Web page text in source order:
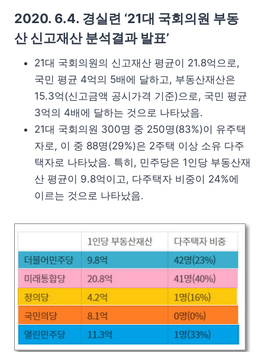
2020. 6.4. 경실련 ‘21대 국회의원 부동
산 신고재산 분석결과 발표’
21대 국회의원의 신고재산 평균이 21.8억으로,
국민 평균 4억의 5배에 달하고, 부동산재산은
15.3억(신고금액 공시가격 기준)으로, 국민 평균
3억의 4배에 달하는 것으로 나타났음.
21대 국회의원 300명 중 250명(83%)이 유주택
자로, 이 중 88명(29%)은 2주택 이상 소유 다주
택자로 나타났음. 특히, 민주당은 1인당 부동산재
산 평균이 9.8억이고, 다주택자 비중이 24%에
이르는 것으로 나타났음.